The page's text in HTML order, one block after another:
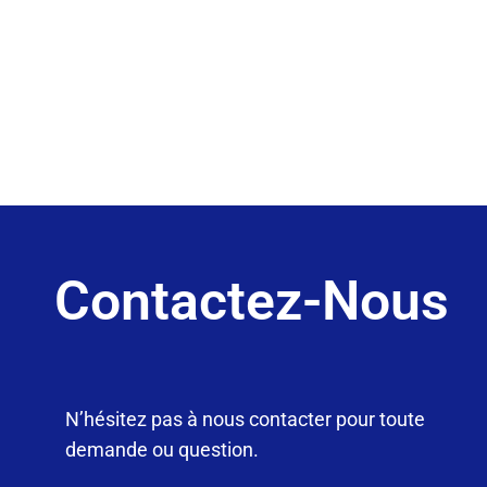
Contactez-Nous
N’hésitez pas à nous contacter pour toute
demande ou question.